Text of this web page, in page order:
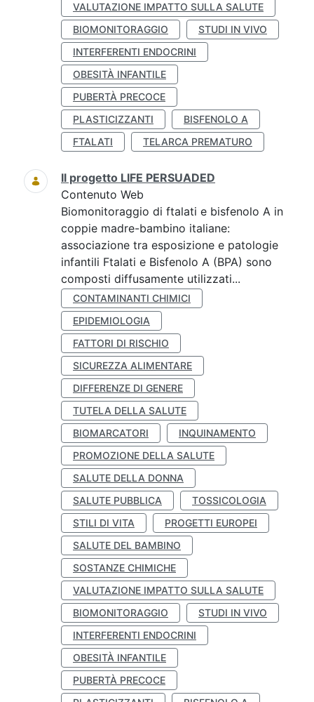
VALUTAZIONE IMPATTO SULLA SALUTE
BIOMONITORAGGIO
STUDI IN VIVO
INTERFERENTI ENDOCRINI
OBESITÀ INFANTILE
PUBERTÀ PRECOCE
PLASTICIZZANTI
BISFENOLO A
FTALATI
TELARCA PREMATURO
Il progetto LIFE PERSUADED
Contenuto Web
Biomonitoraggio di ftalati e bisfenolo A in
coppie madre-bambino italiane:
associazione tra esposizione e patologie
infantili Ftalati e Bisfenolo A (BPA) sono
composti diffusamente utilizzati...
CONTAMINANTI CHIMICI
EPIDEMIOLOGIA
FATTORI DI RISCHIO
SICUREZZA ALIMENTARE
DIFFERENZE DI GENERE
TUTELA DELLA SALUTE
BIOMARCATORI
INQUINAMENTO
PROMOZIONE DELLA SALUTE
SALUTE DELLA DONNA
SALUTE PUBBLICA
TOSSICOLOGIA
STILI DI VITA
PROGETTI EUROPEI
SALUTE DEL BAMBINO
SOSTANZE CHIMICHE
VALUTAZIONE IMPATTO SULLA SALUTE
BIOMONITORAGGIO
STUDI IN VIVO
INTERFERENTI ENDOCRINI
OBESITÀ INFANTILE
PUBERTÀ PRECOCE